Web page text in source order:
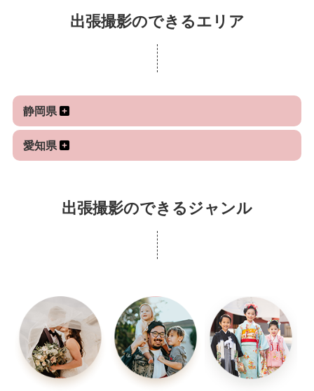
○東京オリンピック/パラリンピック 聖火ランナーの
撮影（スポンサー企業様依頼）
○Jリーグの撮影及びチャリティーイベントの撮影
○幼稚園・保育園・こども園でのスクールフォト撮影
○サッカーの撮影 (キッズ〜社会人）
○バスケットボールの撮影（高校生県大会決勝等）
○野球・ソフトボールの撮影（小・中学生全国大会
○リバーSUPを併走するダッキーから撮影
○インターナショナルスクールの撮影
○スイミングスクールの撮影
○七五三撮影
○カップルフォト撮影
○ファミリーフォト撮影
○プロフィール写真撮影
○各種スクール・イベントフォトの撮影
出張撮影のできるエリア
静岡県
愛知県
出張撮影のできるジャンル